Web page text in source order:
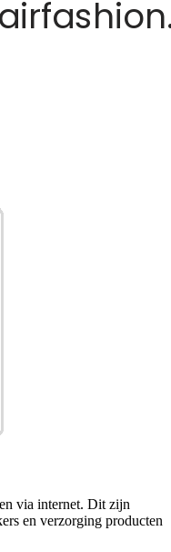
via internet. Dit zijn
en verzorging producten